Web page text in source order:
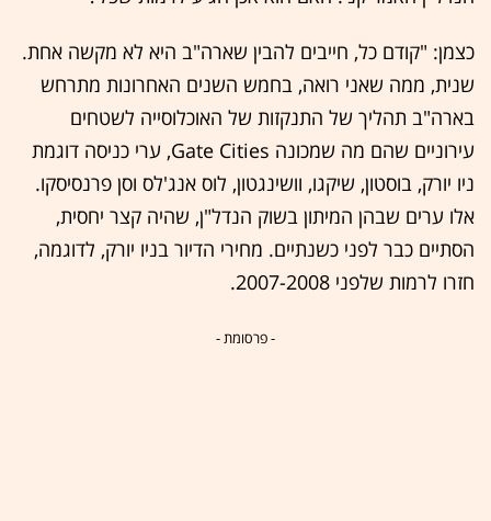
כצמן: "קודם כל, חייבים להבין שארה"ב היא לא מקשה אחת.
שנית, ממה שאני רואה, בחמש השנים האחרונות מתרחש
בארה"ב תהליך של התנקזות של האוכלוסייה לשטחים
עירוניים שהם מה שמכונה Gate Cities, ערי כניסה דוגמת
ניו יורק, בוסטון, שיקגו, וושינגטון, לוס אנג'לס וסן פרנסיסקו.
אלו ערים שבהן המיתון בשוק הנדל"ן, שהיה קצר יחסית,
הסתיים כבר לפני כשנתיים. מחירי הדיור בניו יורק, לדוגמה,
חזרו לרמות שלפני 2007-2008.
- פרסומת -